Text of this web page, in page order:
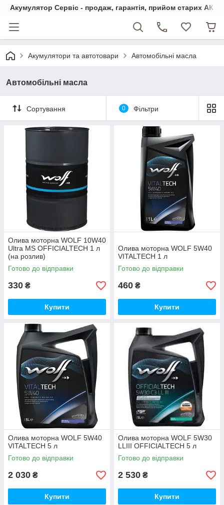
Акумулятор Сервіс - продаж, гарантія, прийом старих АКБ
Акумулятори та автотовари Автомобільні масла
Автомобільні масла
Сортування 0 Фільтри
Олива моторна WOLF 10W40
Ultra MS OFFICIALTECH 1 л
(на розлив)
Готово до відправки
330 ₴
Купити
Олива моторна WOLF 5W40
VITALTECH 1 л
Готово до відправки
460 ₴
Купити
Олива моторна WOLF 5W40
VITALTECH 5 л
Готово до відправки
2 030 ₴
Купити
Олива моторна WOLF 5W30
LLIII OFFICIALTECH 5 л
Готово до відправки
2 530 ₴
Купити